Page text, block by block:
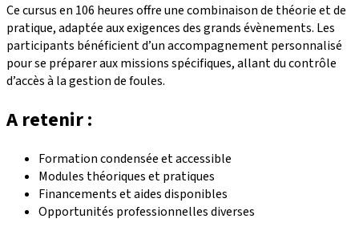
Ce cursus en 106 heures offre une combinaison de théorie et de
pratique, adaptée aux exigences des grands évènements. Les
participants bénéficient d’un accompagnement personnalisé
pour se préparer aux missions spécifiques, allant du contrôle
d’accès à la gestion de foules.
A retenir :
Formation condensée et accessible
Modules théoriques et pratiques
Financements et aides disponibles
Opportunités professionnelles diverses